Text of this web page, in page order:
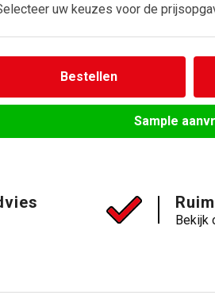
uw keuzes voor de
Bestellen
Sample
Bekijk